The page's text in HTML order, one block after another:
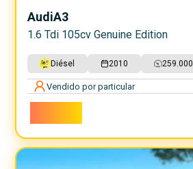
AudiA3
1.6 Tdi 105cv Genuine Edition
Diésel 2010 259.000
Vendido por particular